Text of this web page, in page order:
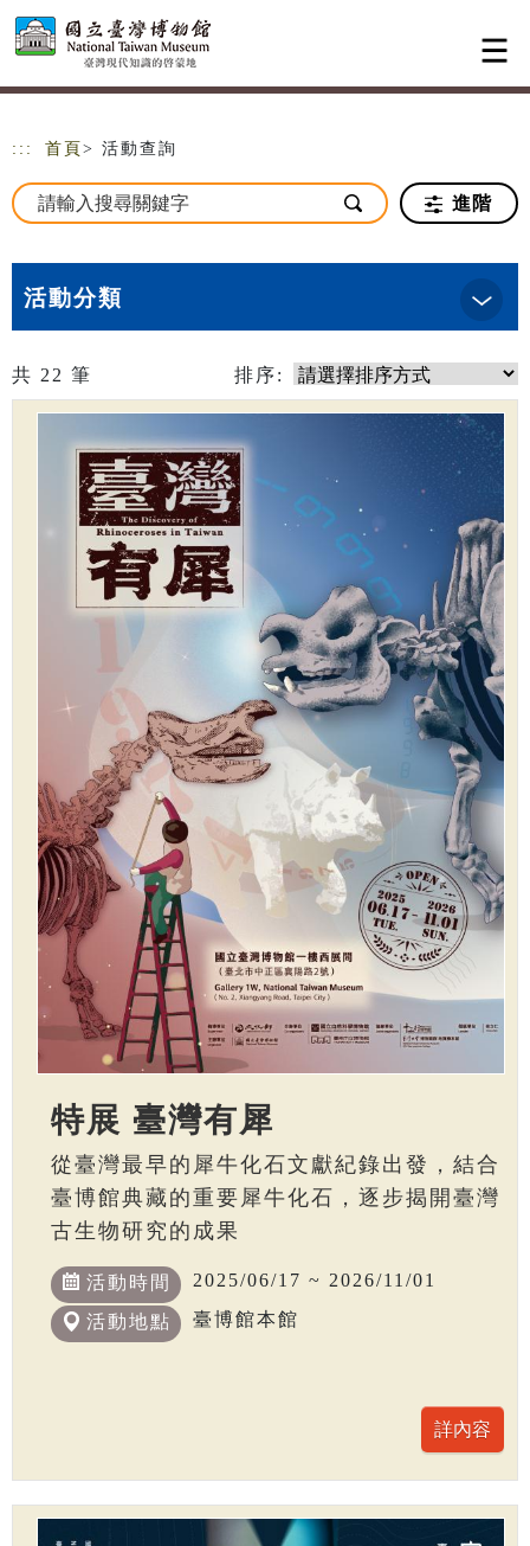
跳到主要內容
網站導覽
::: 首頁 > 活動查詢
進階
活動分類
共 22 筆 排序:
特展 臺灣有犀
從臺灣最早的犀牛化石文獻紀錄出發，結合
臺博館典藏的重要犀牛化石，逐步揭開臺灣
古生物研究的成果
活動時間 2025/06/17 ~ 2026/11/01
活動地點 臺博館本館